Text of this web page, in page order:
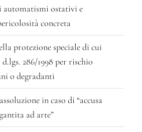
automatismi ostativi e
concreta
protezione speciale di cui
d.lgs. 286/1998 per rischio
o degradanti
in caso di “accusa
ad arte”